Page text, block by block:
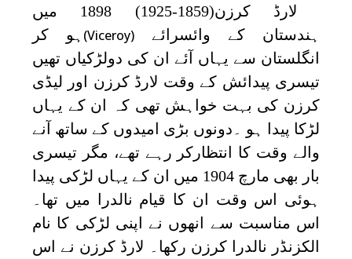
لارڈ کرزن(1859-1925) 1898 میں
ہندستان کے وائسرائے (Viceroy) ہو کر
انگلستان سے یہاں آئے ان کی دولڑکیاں تھیں
تیسری پیدائش کے وقت لارڈ کرزن اور لیڈی
کرزن کی بہت خواہش تھی کہ ان کے یہاں
لڑکا پیدا ہو ۔دونوں بڑی امیدوں کے ساتھ آنے
والے وقت کا انتظارکر رہے تھے، مگر تیسری
بار بھی مارچ 1904 میں ان کے یہاں لڑکی پیدا
ہوئی اس وقت ان کا قیام نالدرا میں تھا۔
اس مناسبت سے انھوں نے اپنی لڑکی کا نام
الکزنڈر نالدرا کرزن رکھا۔ لارڈ کرزن نے اس